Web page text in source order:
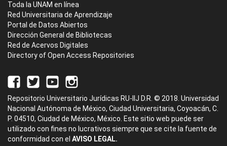
Toda la UNAM en línea
Red Universitaria de Aprendizaje
Portal de Datos Abiertos
Dirección General de Bibliotecas
Red de Acervos Digitales
Directory of Open Access Repositories
Repositorio Universitario Jurídicas RU-IIJ D.R. © 2018. Universidad
Nacional Autónoma de México, Ciudad Universitaria, Coyoacán, C.
P. 04510, Ciudad de México, México. Este sitio web puede ser
utilizado con fines no lucrativos siempre que se cite la fuente de
conformidad con el AVISO LEGAL.